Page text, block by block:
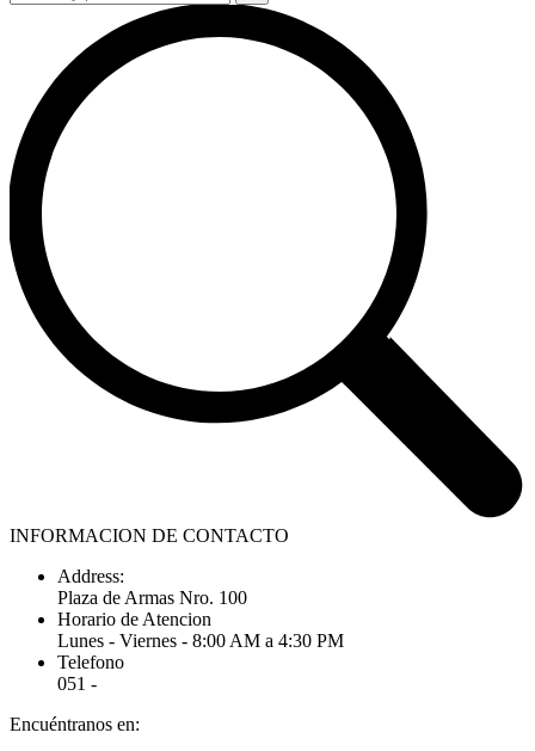
INFORMACION DE CONTACTO
Address:
Plaza de Armas Nro. 100
Horario de Atencion
Lunes - Viernes - 8:00 AM a 4:30 PM
Telefono
051 -
Encuéntranos en: